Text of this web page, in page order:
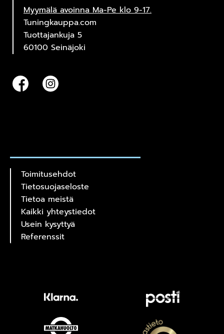
Myymälä avoinna Ma-Pe klo 9-17.
Tuningkauppa.com
Tuottajankuja 5
60100 Seinäjoki
Toimitusehdot
Tietosuojaseloste
Tietoa meistä
Kaikki yhteystiedot
Usein kysyttyä
Referenssit